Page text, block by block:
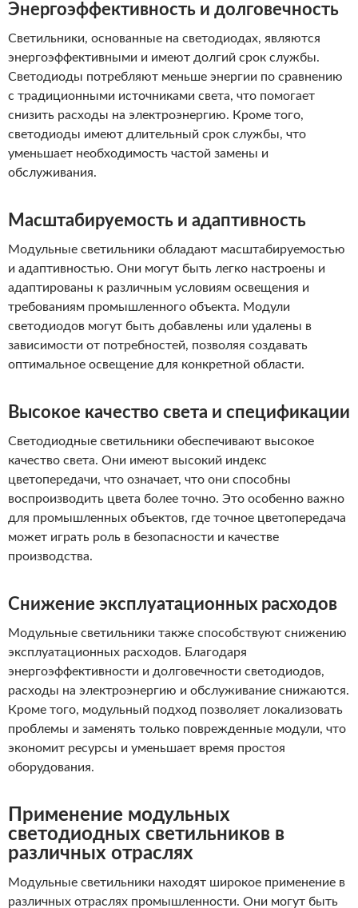
Энергоэффективность и долговечность
Светильники, основанные на светодиодах, являются
энергоэффективными и имеют долгий срок службы.
Светодиоды потребляют меньше энергии по сравнению
с традиционными источниками света, что помогает
снизить расходы на электроэнергию. Кроме того,
светодиоды имеют длительный срок службы, что
уменьшает необходимость частой замены и
обслуживания.
Масштабируемость и адаптивность
Модульные светильники обладают масштабируемостью
и адаптивностью. Они могут быть легко настроены и
адаптированы к различным условиям освещения и
требованиям промышленного объекта. Модули
светодиодов могут быть добавлены или удалены в
зависимости от потребностей, позволяя создавать
оптимальное освещение для конкретной области.
Высокое качество света и спецификации
Светодиодные светильники обеспечивают высокое
качество света. Они имеют высокий индекс
цветопередачи, что означает, что они способны
воспроизводить цвета более точно. Это особенно важно
для промышленных объектов, где точное цветопередача
может играть роль в безопасности и качестве
производства.
Снижение эксплуатационных расходов
Модульные светильники также способствуют снижению
эксплуатационных расходов. Благодаря
энергоэффективности и долговечности светодиодов,
расходы на электроэнергию и обслуживание снижаются.
Кроме того, модульный подход позволяет локализовать
проблемы и заменять только поврежденные модули, что
экономит ресурсы и уменьшает время простоя
оборудования.
Применение модульных
светодиодных светильников в
различных отраслях
Модульные светильники находят широкое применение в
различных отраслях промышленности. Они могут быть